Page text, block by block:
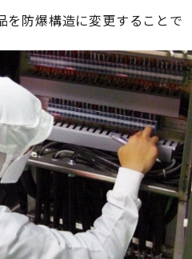
を防爆構造に変更することで